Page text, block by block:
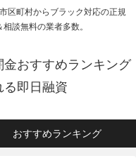
区町村からブラック対応の正規
談無料の業者多数。
金おすすめランキング
る即日融資
おすすめランキング